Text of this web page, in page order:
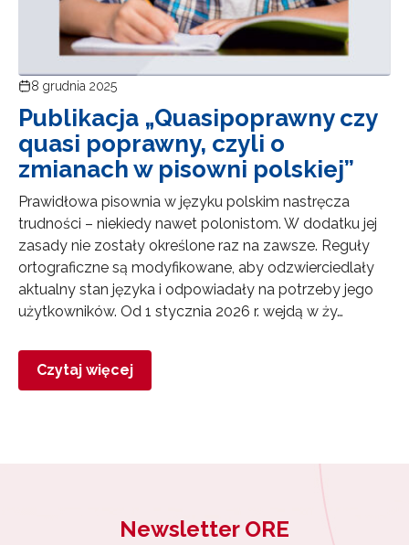
8 grudnia 2025
Publikacja „Quasipoprawny czy
quasi poprawny, czyli o
zmianach w pisowni polskiej”
Prawidłowa pisownia w języku polskim nastręcza
trudności – niekiedy nawet polonistom. W dodatku jej
zasady nie zostały określone raz na zawsze. Reguły
ortograficzne są modyfikowane, aby odzwierciedlały
aktualny stan języka i odpowiadały na potrzeby jego
użytkowników. Od 1 stycznia 2026 r. wejdą w ży…
Czytaj więcej
Newsletter ORE